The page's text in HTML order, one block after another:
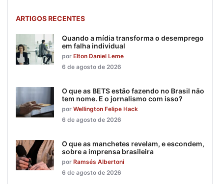
ARTIGOS RECENTES
Quando a mídia transforma o desemprego
em falha individual
por Elton Daniel Leme
6 de agosto de 2026
O que as BETS estão fazendo no Brasil não
tem nome. E o jornalismo com isso?
por Wellington Felipe Hack
6 de agosto de 2026
O que as manchetes revelam, e escondem,
sobre a imprensa brasileira
por Ramsés Albertoni
6 de agosto de 2026